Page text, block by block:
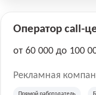
Оператор call-
от 60 000 до 100
Рекламная